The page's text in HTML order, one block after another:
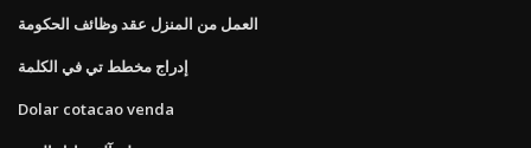
العمل من المنزل عقد وظائف الحكومة
إدراج مخطط تي في الكلمة
Dolar cotacao venda